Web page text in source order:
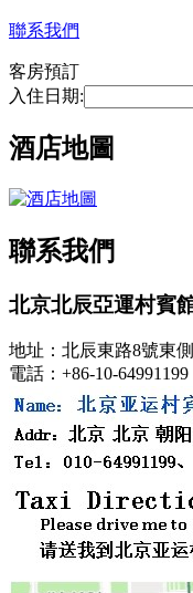
聯系我們
客房預訂
入住日期:
酒店地圖
聯系我們
北京北辰亞運村賓
地址：北辰東路8號東
電話：+86-10-64991199